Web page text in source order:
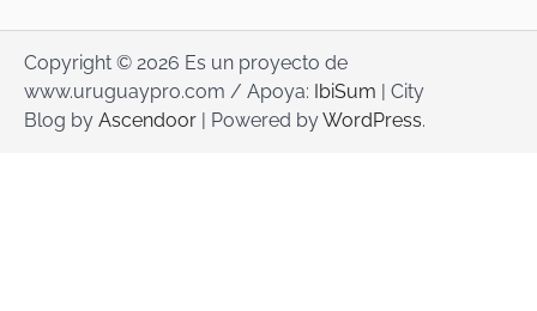
Copyright © 2026 Es un proyecto de
www.uruguaypro.com / Apoya: IbiSum | City
Blog by Ascendoor | Powered byWordPress.